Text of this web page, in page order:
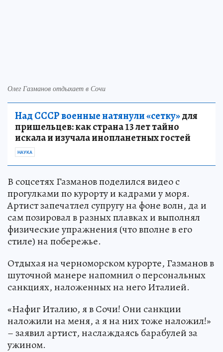
Олег Газманов отдыхает в Сочи
Над СССР военные натянули «сетку»для
пришельцев: как страна 13 лет тайно
искала и изучала инопланетных гостей
НАУКА
В соцсетях Газманов поделился видео с
прогулками по курорту и кадрами у моря.
Артист запечатлел супругу на фоне волн, да и
сам позировал в разных плавках и выполнял
физические упражнения (что вполне в его
стиле) на побережье.
Отдыхая на черноморском курорте, Газманов в
шуточной манере напомнил о персональных
санкциях, наложенных на него Италией.
«Нафиг Италию, я в Сочи! Они санкции
наложили на меня, а я на них тоже наложил!»
– заявил артист, наслаждаясь барабулей за
ужином.